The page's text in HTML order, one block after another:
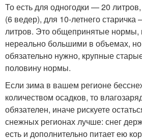
То есть для одногодки — 20
(6 ведер), для 10-летнего
литров. Это общепринятые нормы,
нереально большими в объемах,
обязательно нужно, крупные
половину нормы.
Если зима в вашем регионе
количеством осадков, то
обязателен, иначе рискуете
снежных регионах лучше: снег
есть и дополнительно питает ею